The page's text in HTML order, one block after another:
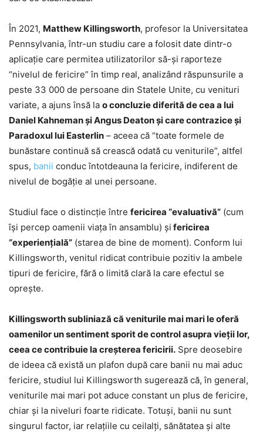
În 2021, Matthew Killingsworth, profesor la Universitatea
Pennsylvania, într-un studiu care a folosit date dintr-o
aplicație care permitea utilizatorilor să-și raporteze
“nivelul de fericire” în timp real, analizând răspunsurile a
peste 33 000 de persoane din Statele Unite, cu venituri
variate, a ajuns însă la o concluzie diferită de cea a lui
Daniel Kahneman şi Angus Deaton şi care contrazice şi
Paradoxul lui Easterlin – aceea că “toate formele de
bunăstare continuă să crească odată cu veniturile”, altfel
spus, banii conduc întotdeauna la fericire, indiferent de
nivelul de bogăție al unei persoane.
Studiul face o distincție între fericirea “evaluativă” (cum
își percep oamenii viața în ansamblu) și fericirea
“experiențială” (starea de bine de moment). Conform lui
Killingsworth, venitul ridicat contribuie pozitiv la ambele
tipuri de fericire, fără o limită clară la care efectul se
oprește.
Killingsworth subliniază că veniturile mai mari le oferă
oamenilor un sentiment sporit de control asupra vieții lor,
ceea ce contribuie la creșterea fericirii. Spre deosebire
de ideea că există un plafon după care banii nu mai aduc
fericire, studiul lui Killingsworth sugerează că, în general,
veniturile mai mari pot aduce constant un plus de fericire,
chiar și la niveluri foarte ridicate. Totuși, banii nu sunt
singurul factor, iar relațiile cu ceilalţi, sănătatea și alte